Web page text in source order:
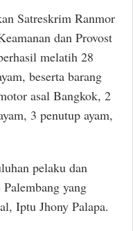
Satreskrim Ranmor
dan Provost
melatih 28
beserta barang
asal Bangkok, 2
3 penutup ayam,
pelaku dan
yang
Iptu Jhony Palapa.